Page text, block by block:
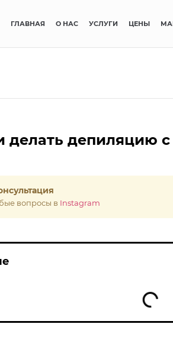
ГЛАВНАЯ О НАС УСЛУГИ ЦЕНЫ
делать депиляцию
вопросы в Instagram